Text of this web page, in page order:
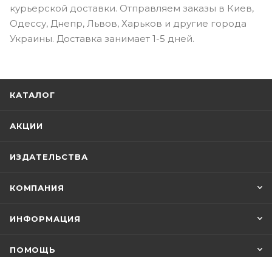
курьерской доставки. Отправляем заказы в Киев,
Одессу, Днепр, Львов, Харьков и другие города
Украины. Доставка занимает 1-5 дней.
КАТАЛОГ
АКЦИИ
ИЗДАТЕЛЬСТВА
КОМПАНИЯ
ИНФОРМАЦИЯ
ПОМОЩЬ